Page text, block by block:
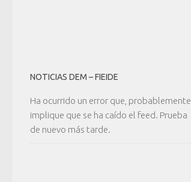
NOTICIAS DEM – FIEIDE
Ha ocurrido un error que, probablemente,
implique que se ha caído el feed. Prueba
de nuevo más tarde.